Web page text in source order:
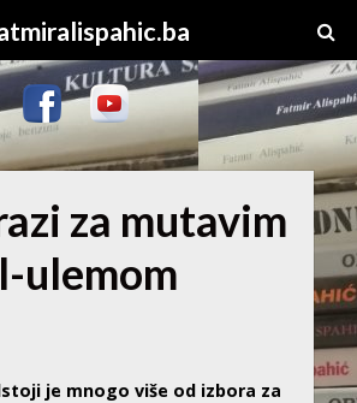
za mutavim
ulemom
je mnogo više od izbora za